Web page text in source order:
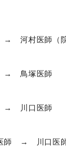
→ 河村医師（院
→ 鳥塚医師
→ 川口医師
師 → 川口医師